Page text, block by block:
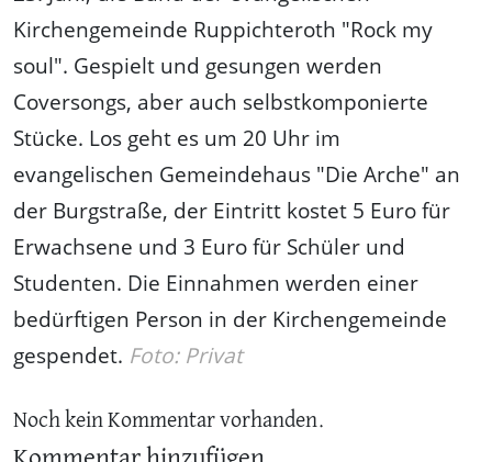
Kirchengemeinde Ruppichteroth "Rock my
soul". Gespielt und gesungen werden
Coversongs, aber auch selbstkomponierte
Stücke. Los geht es um 20 Uhr im
evangelischen Gemeindehaus "Die Arche" an
der Burgstraße, der Eintritt kostet 5 Euro für
Erwachsene und 3 Euro für Schüler und
Studenten. Die Einnahmen werden einer
bedürftigen Person in der Kirchengemeinde
gespendet. Foto: Privat
Noch kein Kommentar vorhanden.